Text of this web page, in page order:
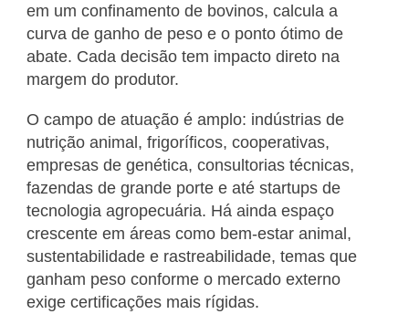
em um confinamento de bovinos, calcula a
curva de ganho de peso e o ponto ótimo de
abate. Cada decisão tem impacto direto na
margem do produtor.
O campo de atuação é amplo: indústrias de
nutrição animal, frigoríficos, cooperativas,
empresas de genética, consultorias técnicas,
fazendas de grande porte e até startups de
tecnologia agropecuária. Há ainda espaço
crescente em áreas como bem-estar animal,
sustentabilidade e rastreabilidade, temas que
ganham peso conforme o mercado externo
exige certificações mais rígidas.